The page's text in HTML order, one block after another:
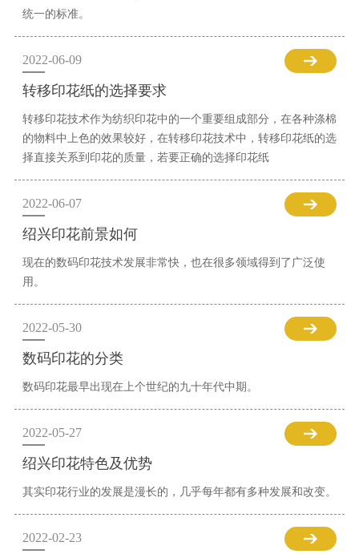
统一的标准。
2022-06-09
转移印花纸的选择要求
转移印花技术作为纺织印花中的一个重要组成部分，在各种涤棉
的物料中上色的效果较好，在转移印花技术中，转移印花纸的选
择直接关系到印花的质量，若要正确的选择印花纸
2022-06-07
绍兴印花前景如何
现在的数码印花技术发展非常快，也在很多领域得到了广泛使
用。
2022-05-30
数码印花的分类
数码印花最早出现在上个世纪的九十年代中期。
2022-05-27
绍兴印花特色及优势
其实印花行业的发展是漫长的，几乎每年都有多种发展和改变。
2022-02-23